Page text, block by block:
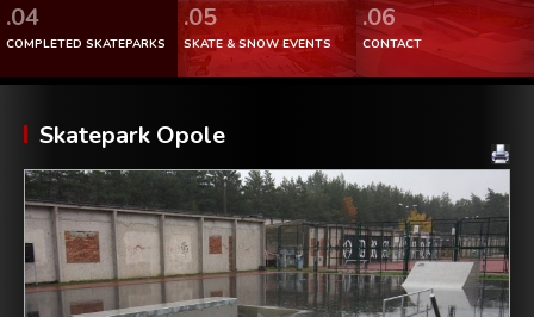
.04
COMPLETED SKATEPARKS
.05
SKATE & SNOW EVENTS
.06
CONTACT
Skatepark Opole